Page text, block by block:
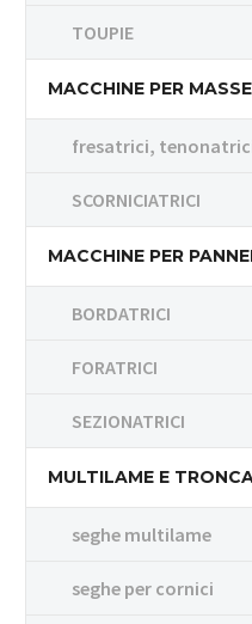
TOUPIE
MACCHINE PER
fresatrici,
SCORNICIATRICI
MACCHINE PER
BORDATRICI
FORATRICI
SEZIONATRICI
MULTILAME E
seghe multilame
seghe per cornici